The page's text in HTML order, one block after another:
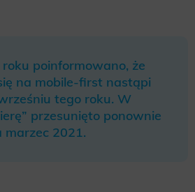
poinformowano, że
na mobile-first nastąpi
tego roku. W
przesunięto ponownie
marzec 2021.